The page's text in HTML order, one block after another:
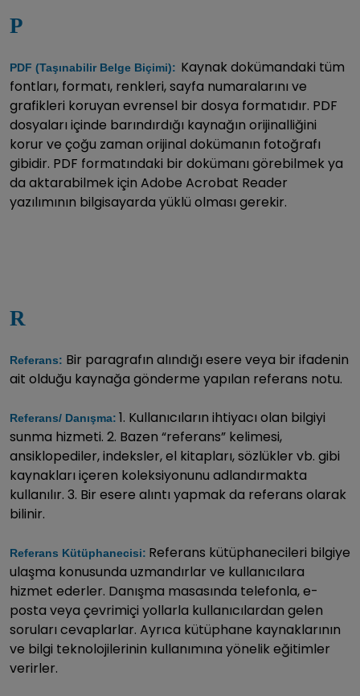
P
PDF (Taşınabilir Belge Biçimi): Kaynak dokümandaki tüm
fontları, formatı, renkleri, sayfa numaralarını ve
grafikleri koruyan evrensel bir dosya formatıdır. PDF
dosyaları içinde barındırdığı kaynağın orijinalliğini
korur ve çoğu zaman orijinal dokümanın fotoğrafı
gibidir. PDF formatındaki bir dokümanı görebilmek ya
da aktarabilmek için Adobe Acrobat Reader
yazılımının bilgisayarda yüklü olması gerekir.
R
Referans: Bir paragrafın alındığı esere veya bir ifadenin
ait olduğu kaynağa gönderme yapılan referans notu.
Referans/ Danışma: 1. Kullanıcıların ihtiyacı olan bilgiyi
sunma hizmeti. 2. Bazen “referans” kelimesi,
ansiklopediler, indeksler, el kitapları, sözlükler vb. gibi
kaynakları içeren koleksiyonunu adlandırmakta
kullanılır. 3. Bir esere alıntı yapmak da referans olarak
bilinir.
Referans Kütüphanecisi: Referans kütüphanecileri bilgiye
ulaşma konusunda uzmandırlar ve kullanıcılara
hizmet ederler. Danışma masasında telefonla, e-
posta veya çevrimiçi yollarla kullanıcılardan gelen
soruları cevaplarlar. Ayrıca kütüphane kaynaklarının
ve bilgi teknolojilerinin kullanımına yönelik eğitimler
verirler.